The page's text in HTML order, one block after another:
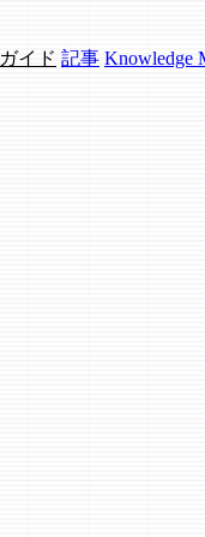
ガイド 記事 Knowledge